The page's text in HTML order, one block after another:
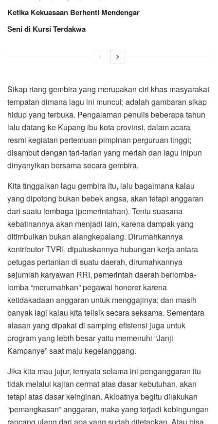
Ketika Kekuasaan Berhenti Mendengar
Seni di Kursi Terdakwa
Sikap riang gembira yang merupakan ciri khas masyarakat
tempatan dimana lagu ini muncul; adalah gambaran sikap
hidup yang terbuka. Pengalaman penulis beberapa tahun
lalu datang ke Kupang ibu kota provinsi, dalam acara
resmi kegiatan pertemuan pimpinan perguruan tinggi;
disambut dengan tari-tarian yang meriah dan lagu inipun
dinyanyikan bersama secara gembira.
Kita tinggalkan lagu gembira itu, lalu bagaimana kalau
yang dipotong bukan bebek angsa, akan tetapi anggaran
dari suatu lembaga (pemerintahan). Tentu suasana
kebatinannya akan menjadi lain, karena dampak yang
ditimbulkan bukan alangkepalang. Dirumahkannya
kontributor TVRI, diputuskannya hubungan kerja antara
petugas pertanian di suatu daerah, dirumahkannya
sejumlah karyawan RRI, pemerintah daerah berlomba-
lomba “merumahkan” pegawai honorer karena
ketidakadaan anggaran untuk menggajinya; dan masih
banyak lagi kalau kita telisik secara seksama. Sementara
alasan yang dipakai di samping efisiensi juga untuk
program yang lebih besar yaitu memenuhi “Janji
Kampanye” saat maju kegelanggang.
Jika kita mau jujur, ternyata selama ini penganggaran itu
tidak melalui kajian cermat atas dasar kebutuhan, akan
tetapi atas dasar keinginan. Akibatnya begitu dilakukan
“pemangkasan” anggaran, maka yang terjadi kebingungan
rancang ulang dari apa yang sudah ditetapkan. Atau bisa